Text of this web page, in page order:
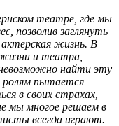
театре, где мы
позволив заглянуть
актерская жизнь. В
и театра,
найти эту
ролям пытается
в своих страхах,
мы многое решаем в
всегда играют.